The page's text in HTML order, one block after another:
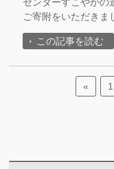
ご寄附をいただきま
この記事を読む
« 1